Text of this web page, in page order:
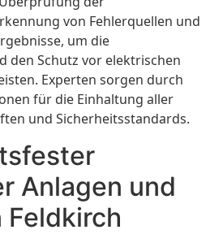
von Fehlerquellen und
um die
den Schutz vor elektrischen
Experten sorgen durch
für die Einhaltung aller
und Sicherheitsstandards.
Anlagen und
Feldkirch